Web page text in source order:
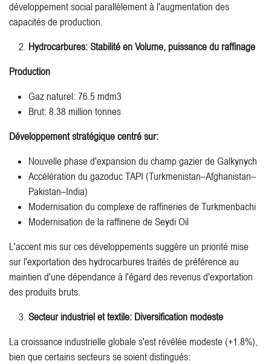
développement social parallèlement à l'augmentation des
capacités de production.
Hydrocarbures: Stabilité en Volume, puissance du raffinage
Production
Gaz naturel: 76.5 mdm3
Brut: 8.38 million tonnes
Développement stratégique centré sur:
Nouvelle phase d'expansion du champ gazier de Galkynych
Accélération du gazoduc TAPI (Turkmenistan–Afghanistan–
Pakistan–India)
Modernisation du complexe de raffineries de Turkmenbachi
Modernisation de la raffinerie de Seydi Oil
L'accent mis sur ces développements suggère un priorité mise
sur l'exportation des hydrocarbures traités de préférence au
maintien d'une dépendance à l'égard des revenus d'exportation
des produits bruts.
Secteur industriel et textile: Diversification modeste
La croissance industrielle globale s'est révélée modeste (+1.8%),
bien que certains secteurs se soient distingués: